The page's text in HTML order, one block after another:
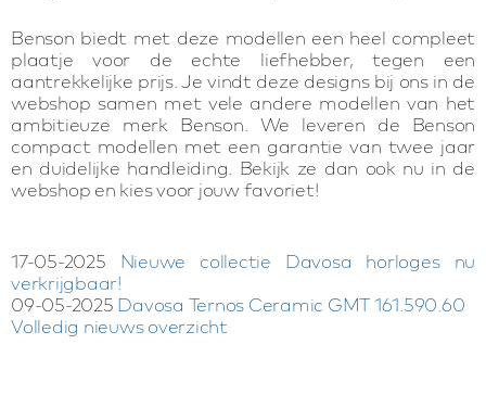
Benson biedt met deze modellen een heel compleet
plaatje voor de echte liefhebber, tegen een
aantrekkelijke prijs. Je vindt deze designs bij ons in de
webshop samen met vele andere modellen van het
ambitieuze merk Benson. We leveren de Benson
compact modellen met een garantie van twee jaar
en duidelijke handleiding. Bekijk ze dan ook nu in de
webshop en kies voor jouw favoriet!
17-05-2025 Nieuwe collectie Davosa horloges nu
verkrijgbaar!
09-05-2025 Davosa Ternos Ceramic GMT 161.590.60
Volledig nieuws overzicht